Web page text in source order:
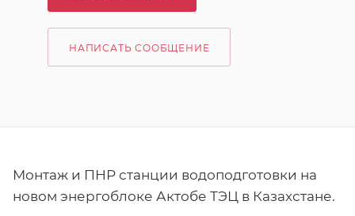
НАПИСАТЬ СООБЩЕНИЕ
Монтаж и ПНР станции водоподготовки на
новом энергоблоке Актобе ТЭЦ в Казахстане.